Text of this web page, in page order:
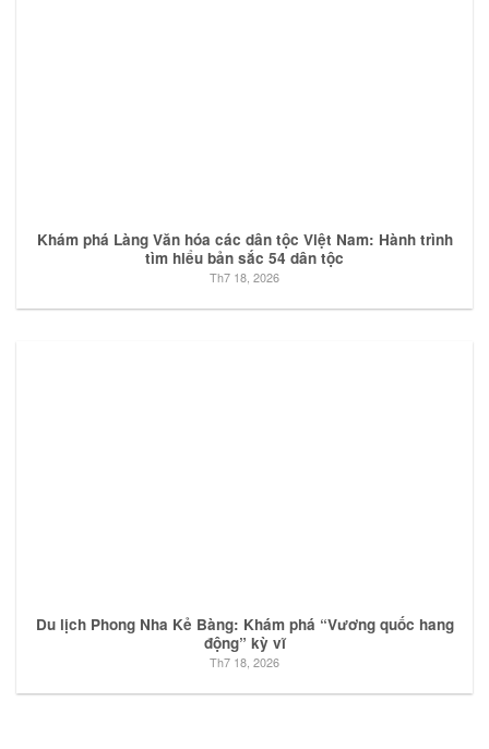
Khám phá Làng Văn hóa các dân tộc Việt Nam: Hành trình
tìm hiểu bản sắc 54 dân tộc
Th7 18, 2026
Du lịch Phong Nha Kẻ Bàng: Khám phá “Vương quốc hang
động” kỳ vĩ
Th7 18, 2026